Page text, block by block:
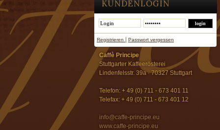
KUNDENLOGIN
Registrieren Passwort vergessen
Caffè Principe
Stuttgarter Kaffeerösterei
Lindenfelsstr. 39a · 70327 Stuttgart
Telefon: + 49 (0) 711 - 673 401 11
Telefax: + 49 (0) 711 - 673 401 12
info@caffe-principe.eu
www.caffe-principe.eu